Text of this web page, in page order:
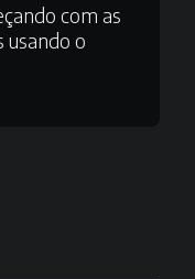
com as
usando o